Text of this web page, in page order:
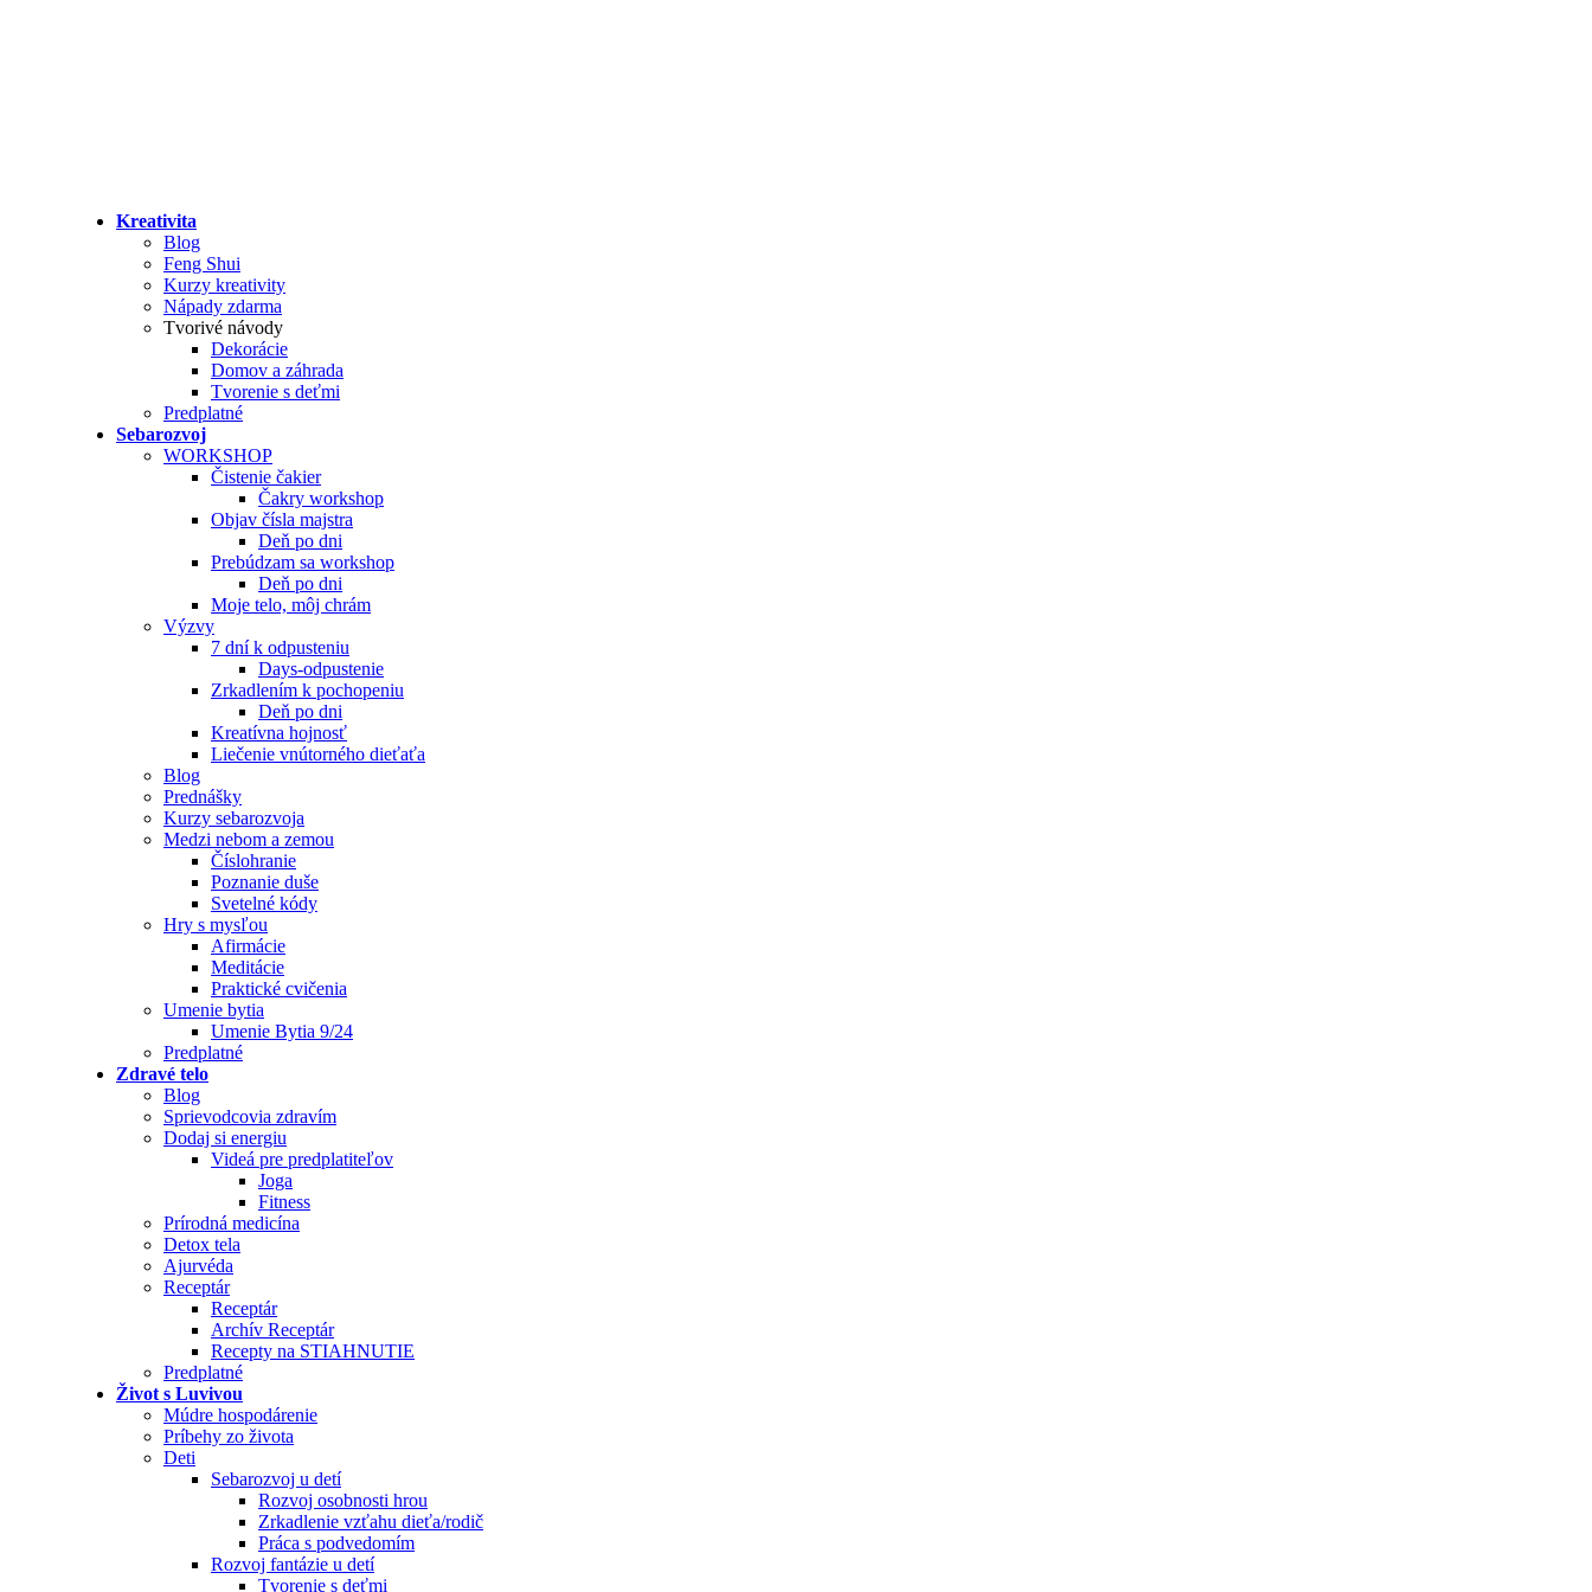
Kreativita
Blog
Feng Shui
Kurzy kreativity
Nápady zdarma
Tvorivé návody
Dekorácie
Domov a záhrada
Tvorenie s deťmi
Predplatné
Sebarozvoj
WORKSHOP
Čistenie čakier
Čakry workshop
Objav čísla majstra
Deň po dni
Prebúdzam sa workshop
Deň po dni
Moje telo, môj chrám
Výzvy
7 dní k odpusteniu
Days-odpustenie
Zrkadlením k pochopeniu
Deň po dni
Kreatívna hojnosť
Liečenie vnútorného dieťaťa
Blog
Prednášky
Kurzy sebarozvoja
Medzi nebom a zemou
Číslohranie
Poznanie duše
Svetelné kódy
Hry s mysľou
Afirmácie
Meditácie
Praktické cvičenia
Umenie bytia
Umenie Bytia 9/24
Predplatné
Zdravé telo
Blog
Sprievodcovia zdravím
Dodaj si energiu
Videá pre predplatiteľov
Joga
Fitness
Prírodná medicína
Detox tela
Ajurvéda
Receptár
Receptár
Archív Receptár
Recepty na STIAHNUTIE
Predplatné
Život s Luvivou
Múdre hospodárenie
Príbehy zo života
Deti
Sebarozvoj u detí
Rozvoj osobnosti hrou
Zrkadlenie vzťahu dieťa/rodič
Práca s podvedomím
Rozvoj fantázie u detí
Tvorenie s deťmi